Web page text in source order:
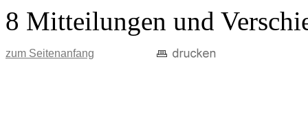
8 Mitteilungen und
zum Seitenanfang